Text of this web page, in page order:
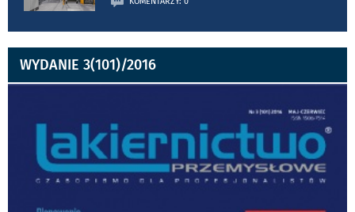
WYDANIE 3(101)/2016